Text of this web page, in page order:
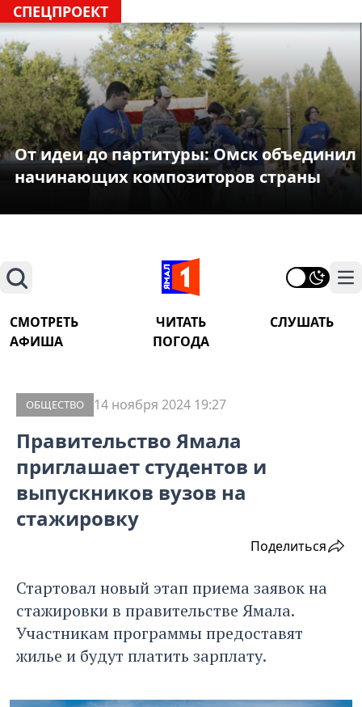
СПЕЦПРОЕКТ
От идеи до партитуры: Омск объединил
начинающих композиторов страны
Поиск
СМОТРЕТЬ ЧИТАТЬ
СЛУШАТЬ
АФИША
ПОГОДА
ОБЩЕСТВО 14 ноября 2024 19:27
Правительство Ямала
приглашает студентов и
выпускников вузов на
стажировку
Поделиться
Стартовал новый этап приема заявок на
стажировки в правительстве Ямала.
Участникам программы предоставят
жилье и будут платить зарплату.